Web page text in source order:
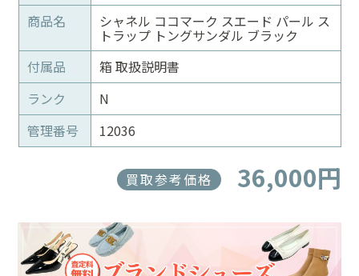
商品名
シャネル ココマーク スエード パール ス
トラップ トングサンダル ブラック
付属品
箱 取扱説明書
ランク
N
管理番号
12036
買取参考価格 36,000円